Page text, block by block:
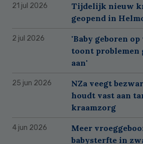
21 jul 2026
Tijdelijk nieuw
geopend in
2 jul 2026
'Baby geboren
toont problemen
aan'
25 jun 2026
NZa veegt
houdt vast aan
kraamzorg
4 jun 2026
Meer
babysterfte in